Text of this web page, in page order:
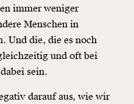
immer weniger
Menschen in
Und die, die es noch
und oft bei
sein.
darauf aus, wie wir